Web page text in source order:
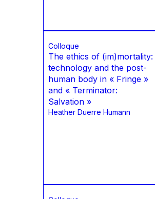
Colloque
The ethics of (im)mortality:
technology and the post-
human body in « Fringe »
and « Terminator:
Salvation »
Heather Duerre Humann